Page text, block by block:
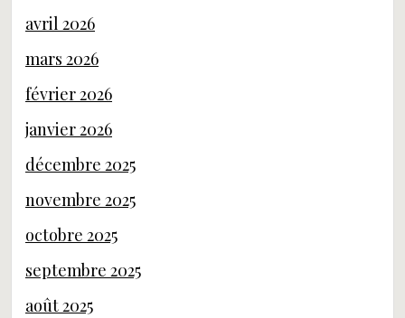
avril 2026
mars 2026
février 2026
janvier 2026
décembre 2025
novembre 2025
octobre 2025
septembre 2025
août 2025